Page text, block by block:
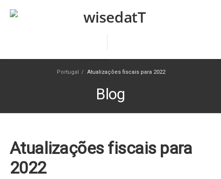
Portugal / Atualizações fiscais para 2022
Blog
Atualizações fiscais para
2022